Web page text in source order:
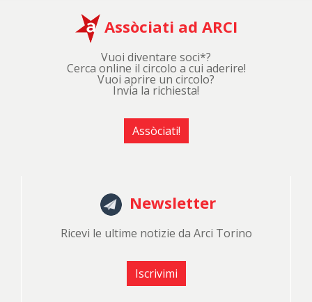
Assòciati ad ARCI
Vuoi diventare soci*?
Cerca online il circolo a cui aderire!
Vuoi aprire un circolo?
Invia la richiesta!
Assòciati!
Newsletter
Ricevi le ultime notizie da Arci Torino
Iscrivimi